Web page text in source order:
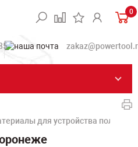
0
для устройства полов